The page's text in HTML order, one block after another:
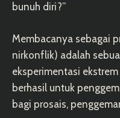
bunuh diri?”
Membacanya sebagai
nirkonflik) adalah
eksperimentasi
berhasil untuk
bagi prosais,